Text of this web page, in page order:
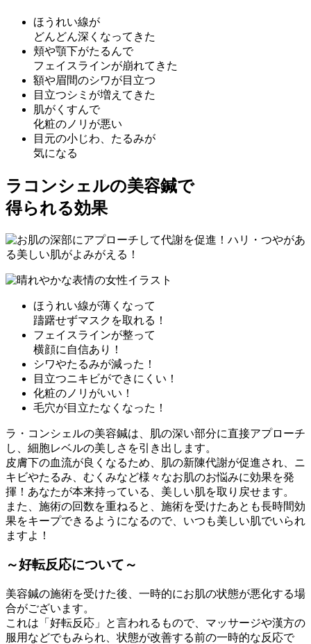
ほうれい線が
どんどん深くなってきた
頬や顎下がたるんで
フェイスラインが崩れてきた
額や眉間のシワが目立つ
目立つシミ が増えてきた
肌がくすんで
化粧のノリが悪い
目元の小じわ たるみが
気になる
ラコンシェルの美容鍼で
得られる効果
ほうれい線が薄くなって
躊躇せずマスクを取れる！
フェイスラインが整って
横顔に自信あり！
シワやたるみが減った！
目立つニキビができにくい！
化粧のノリがいい！
毛穴が目立たなく なった！
ラ・コンシェルの美容鍼は、 肌の深い部分に直接アプローチ
し、細胞レベルの美しさを引き出します。
皮膚下の血流が良くなるため、肌の新陳代謝が促進され、ニ
キビやたるみ、むくみなど様々なお肌のお悩みに効果を発
揮！あなたが本来持っている、美しい肌を取り戻せます。
また、 施術の回数を重ねると、施術を受けたあとも長時間効
果をキープできるようになるので、いつも美しい肌でいられ
ますよ！
～好転反応について～
美容鍼の施術を受けた後、一時的にお肌の状態が悪化する場
合がございます。
これは「好転反応」と言われるもので、マッサージや漢方の
服用などでもみられ、状態が改善する前の一時的な反応で